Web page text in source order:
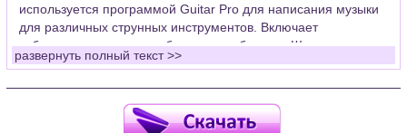
используется программой Guitar Pro для написания музыки
для различных струнных инструментов. Включает
табулатуры для гитары, бас-гитары, банджо. Широко
применяется для создания партитур, которые затем
Для открытия нот этого формата Вам необходимо
развернуть полный текст >>